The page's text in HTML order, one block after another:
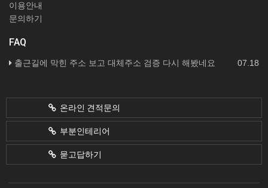
이용안내
문의하기
FAQ
07.18
출근길에 막힌 주소 보고 대체주소 검증 다시 해봤네요
온라인 견적문의
부분인테리어
묻고답하기